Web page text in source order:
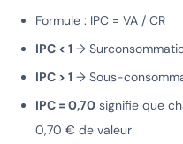
Formule : IPC = VA / CR
IPC < 1 →
IPC > 1 → Sous-
IPC = 0,70 signifie que
0,70 € de valeur